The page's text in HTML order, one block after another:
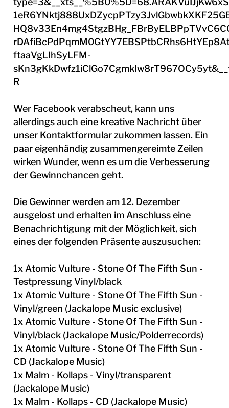
ftaaVgLIhSyLFM-
R
Wer Facebook verabscheut, kann uns
allerdings auch eine kreative Nachricht über
unser Kontaktformular zukommen lassen. Ein
paar eigenhändig zusammengereimte Zeilen
wirken Wunder, wenn es um die Verbesserung
der Gewinnchancen geht.
Die Gewinner werden am 12. Dezember
ausgelost und erhalten im Anschluss eine
Benachrichtigung mit der Möglichkeit, sich
eines der folgenden Präsente auszusuchen:
1x Atomic Vulture - Stone Of The Fifth Sun -
Testpressung Vinyl/black
1x Atomic Vulture - Stone Of The Fifth Sun -
Vinyl/green (Jackalope Music exclusive)
1x Atomic Vulture - Stone Of The Fifth Sun -
Vinyl/black (Jackalope Music/Polderrecords)
1x Atomic Vulture - Stone Of The Fifth Sun -
CD (Jackalope Music)
1x Malm - Kollaps - Vinyl/transparent
(Jackalope Music)
1x Malm - Kollaps - CD (Jackalope Music)